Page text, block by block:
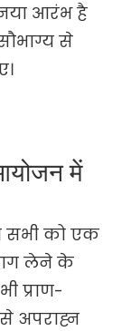
आरंभ है
से
में
सभी को एक
लेने के
प्राण-
से अपराह्न